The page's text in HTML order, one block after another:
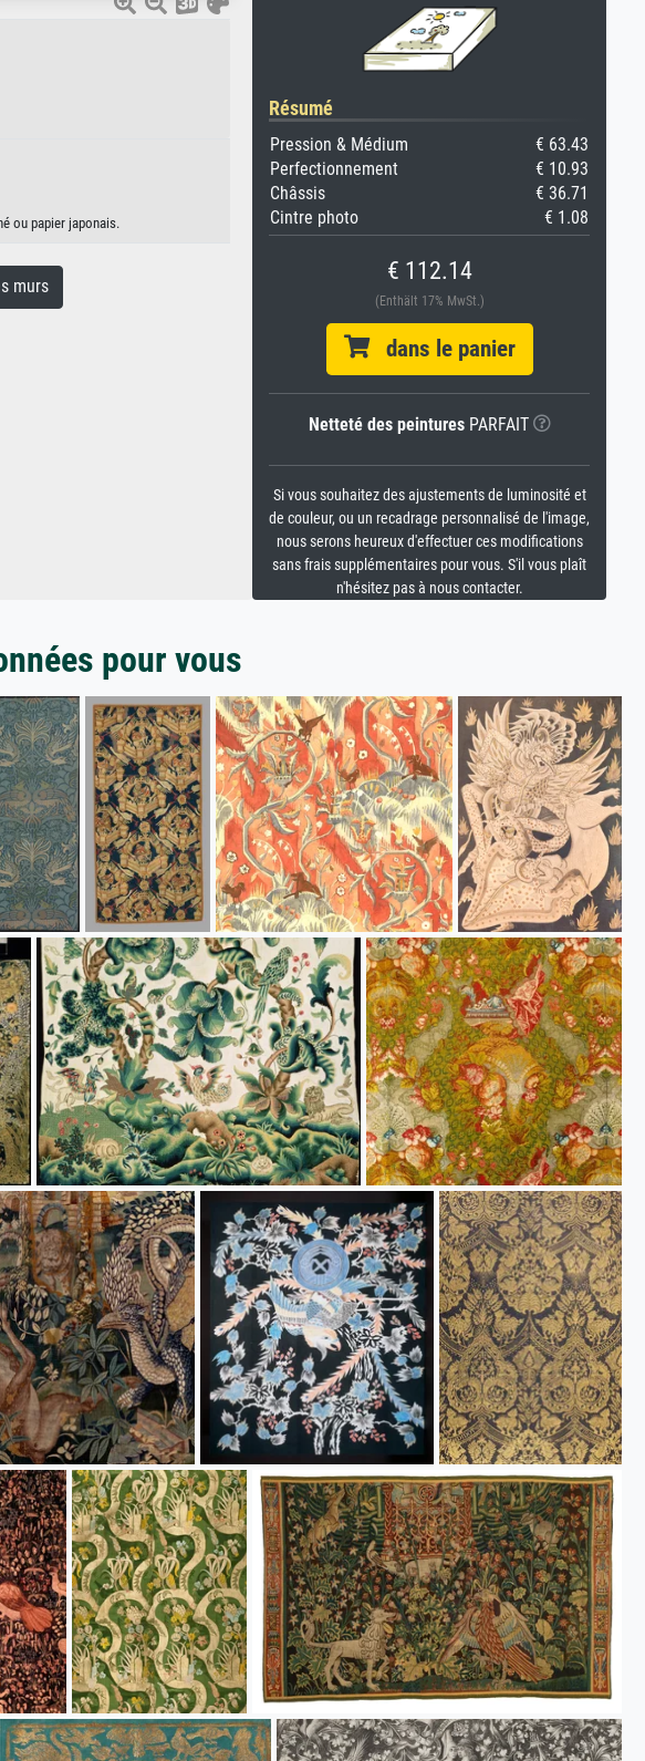
ou papier japonais.
murs
Résumé
Pression & Médium
€ 63.43
Perfectionnement
€ 10.93
Châssis
€ 36.71
Cintre photo
€ 1.08
€ 112.14
(Enthält 17% MwSt.)
dans le panier
Netteté des peinturesPARFAIT
Si vous souhaitez des ajustements de luminosité et
de couleur, ou un recadrage personnalisé de l'image,
nous serons heureux d'effectuer ces modifications
sans frais supplémentaires pour vous. S'il vous plaît
n'hésitez pas à nous contacter.
pour vous